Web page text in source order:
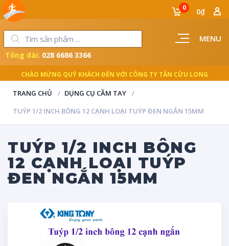
MENU
0 0₫
CHÀO MỪNG QUÝ KHÁCH ĐẾN VỚI CÔNG TY TÂN CỬU LONG
Tổng đài: 028 6686 3366
TRANG CHỦ
DỤNG CỤ CẦM TAY
TUÝP 1/2 INCH BÔNG 12 CẠNH LOẠI TUÝP ĐEN NGẮN 15MM
TUÝP 1/2 INCH BÔNG
12 CẠNH LOẠI TUÝP
ĐEN NGẮN 15MM